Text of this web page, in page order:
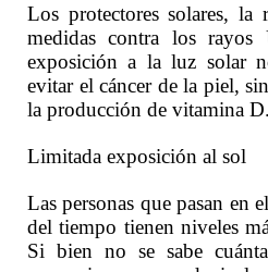
Los protectores solares, la
medidas contra los
exposición a la luz solar
evitar el cáncer de la piel,
la producción de vitamina D.
Limitada exposición al sol
Las personas que pasan en
del tiempo tienen niveles
Si bien no se sabe